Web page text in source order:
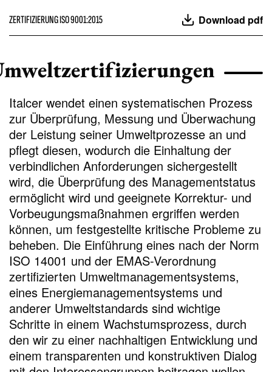
ZERTIFIZIERUNG ISO 9001:2015 Download pdf
Italcer wendet einen systematischen Prozess
zur Überprüfung, Messung und Überwachung
der Leistung seiner Umweltprozesse an und
pflegt diesen, wodurch die Einhaltung der
verbindlichen Anforderungen sichergestellt
wird, die Überprüfung des Managementstatus
ermöglicht wird und geeignete Korrektur- und
Vorbeugungsmaßnahmen ergriffen werden
können, um festgestellte kritische Probleme zu
beheben. Die Einführung eines nach der Norm
ISO 14001 und der EMAS-Verordnung
zertifizierten Umweltmanagementsystems,
eines Energiemanagementsystems und
anderer Umweltstandards sind wichtige
Schritte in einem Wachstumsprozess, durch
den wir zu einer nachhaltigen Entwicklung und
einem transparenten und konstruktiven Dialog